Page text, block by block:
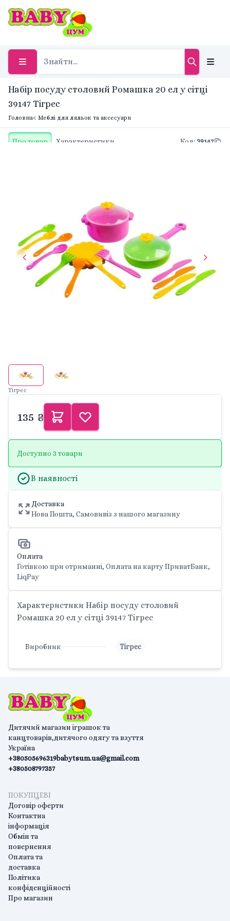
Набір посуду столовий Ромашка 20 ел у сітці
39147 Тігрес
Головна< Меблі для ляльок та аксесуари
Про товар Характеристики Код: 39147
Тігрес
135 ₴
Доступно 3 товари
В наявності
Доставка
Нова Пошта, Самовивіз з нашого магазину
Оплата
Готівкою при отриманні, Оплата на карту ПриватБанк,
LiqPay
Характеристики Набір посуду столовий
Ромашка 20 ел у сітці 39147 Тігрес
Виробник Тігрес
Дитячий магазин іграшок та
канцтоварів,дитячого одягу та взуття
Україна
+380505696319
+380508797357
babytsum.ua@gmail.com
ПОКУПЦЕВІ
Договір оферти
Контактна
інформація
Обмін та
повернення
Оплата та
доставка
Політика
конфіденційності
Про магазин